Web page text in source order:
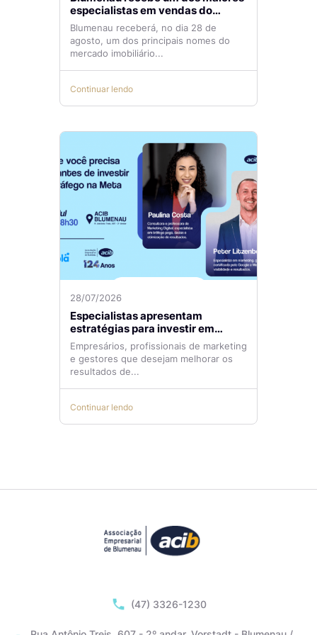
especialistas em vendas do
mercado imobiliário
Blumenau receberá, no dia 28 de
agosto, um dos principais nomes do
mercado imobiliário...
Continuar lendo
28/07/2026
Especialistas apresentam
estratégias para investir em
tráfego pago com mais eficiência
Empresários, profissionais de marketing
e gestores que desejam melhorar os
resultados de...
Continuar lendo
(47) 3326-1230